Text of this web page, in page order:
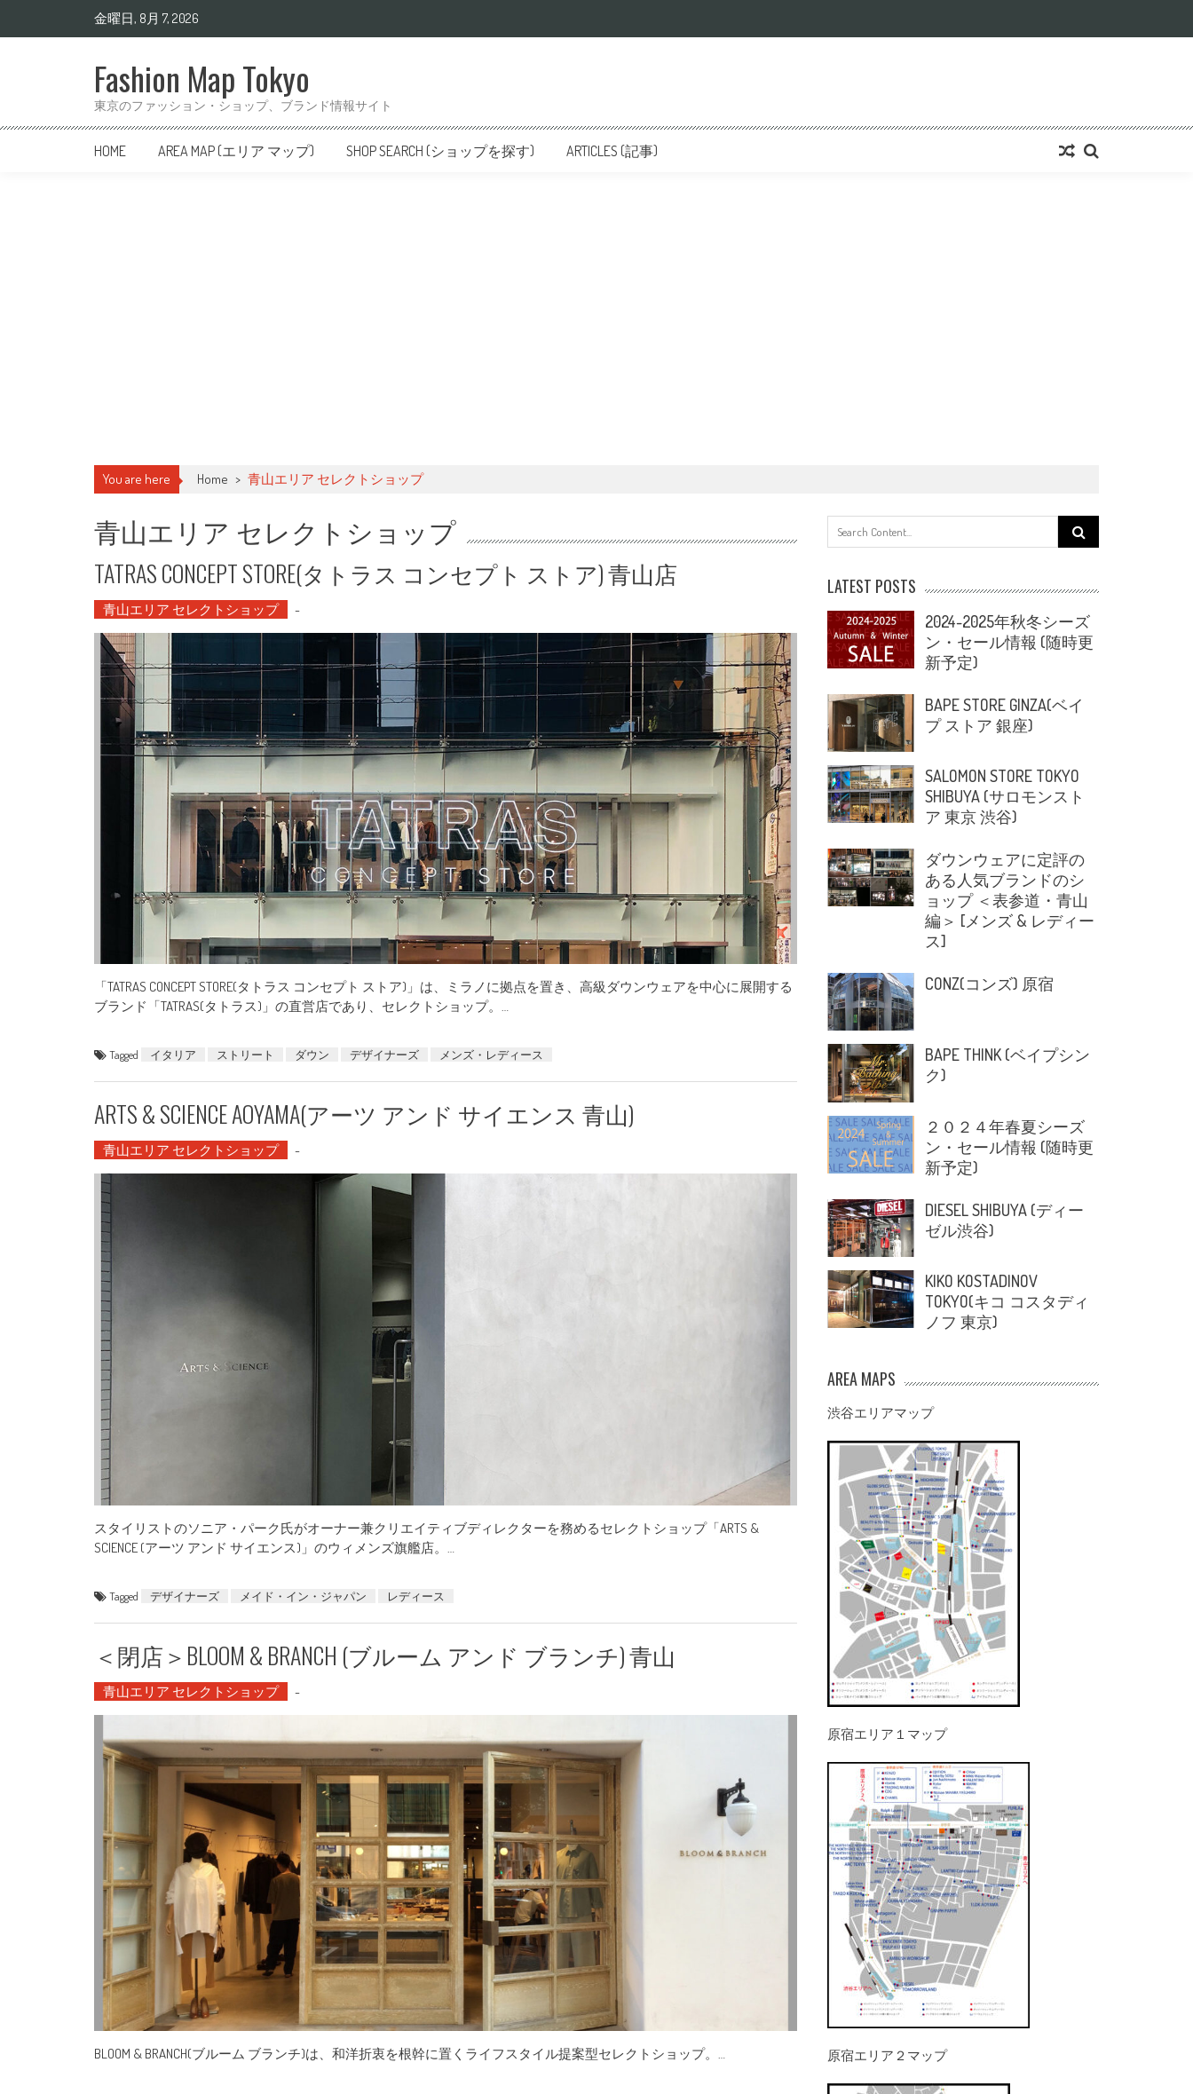
金曜日, 8月 7, 2026
Fashion Map Tokyo
東京のファッション・ショップ、ブランド情報サイト
HOME AREA MAP (エリア マップ) SHOP SEARCH (ショップを探す) ARTICLES (記事)
You are here Home > 青山エリア セレクトショップ
青山エリア セレクトショップ
TATRAS CONCEPT STORE(タトラス コンセプト ストア) 青山店
青山エリア セレクトショップ -
「TATRAS CONCEPT STORE(タトラス コンセプト ストア)」は、ミラノに拠点を置き、高級ダウンウェアを中心に展開する
ブランド「TATRAS(タトラス)」の直営店であり、セレクトショップ。…
Tagged イタリア ストリート ダウン デザイナーズ メンズ・レディース
ARTS & SCIENCE AOYAMA(アーツ アンド サイエンス 青山)
青山エリア セレクトショップ -
スタイリストのソニア・パーク氏がオーナー兼クリエイティブディレクターを務めるセレクトショップ「ARTS &
SCIENCE (アーツ アンド サイエンス)」のウィメンズ旗艦店。…
Tagged デザイナーズ メイド・イン・ジャパン レディース
＜閉店＞BLOOM & BRANCH (ブルーム アンド ブランチ) 青山
青山エリア セレクトショップ -
BLOOM & BRANCH(ブルーム ブランチ)は、和洋折衷を根幹に置くライフスタイル提案型セレクトショップ。…
Search
for:
LATEST POSTS
2024-2025年秋冬シーズ
ン・セール情報 (随時更
新予定)
BAPE STORE GINZA(ベイ
プ ストア 銀座)
SALOMON STORE TOKYO
SHIBUYA (サロモンスト
ア 東京 渋谷)
ダウンウェアに定評の
ある人気ブランドのシ
ョップ ＜表参道・青山
編＞ [メンズ & レディー
ス]
CONZ(コンズ) 原宿
BAPE THINK (ベイプシン
ク)
２０２４年春夏シーズ
ン・セール情報 (随時更
新予定)
DIESEL SHIBUYA (ディー
ゼル渋谷)
KIKO KOSTADINOV
TOKYO(キコ コスタディ
ノフ 東京)
AREA MAPS
渋谷エリアマップ
原宿エリア１マップ
原宿エリア２マップ